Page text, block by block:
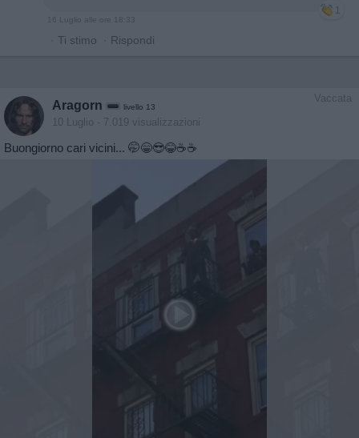
1
· Ti stimo · Rispondi
Vaccata
Aragorn livello 13
10 Luglio - 7.019 visualizzazioni
Buongiorno cari vicini... 🤭😁😎😂☕️☕️